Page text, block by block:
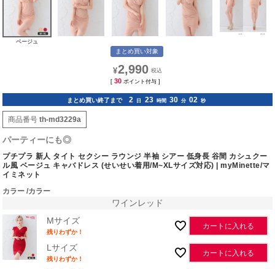
ベージュ
まとめ買い対象
¥2,990
[ 30 ポイント付与 ]
まとめ買い終了まで 2 日 23 時間 30 分 01 秒
商品番号 th-md3229a
パーティーにも◎
プチプラ 新人 タイト セクシー ラウンジ 半袖 シアー 低身長 谷間 カシュクー
ル風 ベージュ キャバドレス (せいせい着用/M~XLサイズ対応) | myMinette/マ
イミネット
カラー カラー
ワインレッド
Mサイズ
残りわずか！
カートに入れる
Lサイズ
残りわずか！
カートに入れる